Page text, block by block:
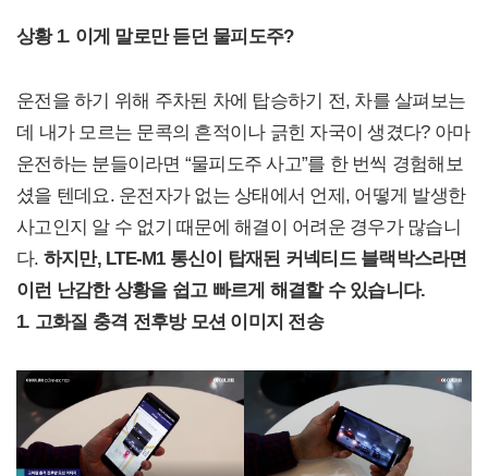
상황 1. 이게 말로만 듣던 물피도주?
운전을 하기 위해 주차된 차에 탑승하기 전, 차를 살펴보는
데 내가 모르는 문콕의 흔적이나 긁힌 자국이 생겼다? 아마
운전하는 분들이라면 “물피도주 사고”를 한 번씩 경험해보
셨을 텐데요. 운전자가 없는 상태에서 언제, 어떻게 발생한
사고인지 알 수 없기 때문에 해결이 어려운 경우가 많습니
다. 하지만, LTE-M1 통신이 탑재된 커넥티드 블랙박스라면
이런 난감한 상황을 쉽고 빠르게 해결할 수 있습니다.
1. 고화질 충격 전후방 모션 이미지 전송